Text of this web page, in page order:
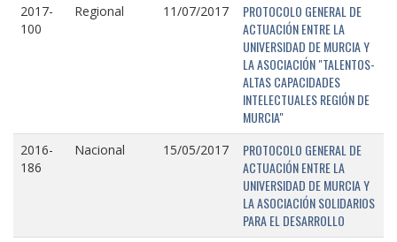
2017-
100
Regional 11/07/2017
PROTOCOLO GENERAL DE
ACTUACIÓN ENTRE LA
UNIVERSIDAD DE MURCIA Y
LA ASOCIACIÓN "TALENTOS-
ALTAS CAPACIDADES
INTELECTUALES REGIÓN DE
MURCIA"
2016-
186
Nacional 15/05/2017
PROTOCOLO GENERAL DE
ACTUACIÓN ENTRE LA
UNIVERSIDAD DE MURCIA Y
LA ASOCIACIÓN SOLIDARIOS
PARA EL DESARROLLO